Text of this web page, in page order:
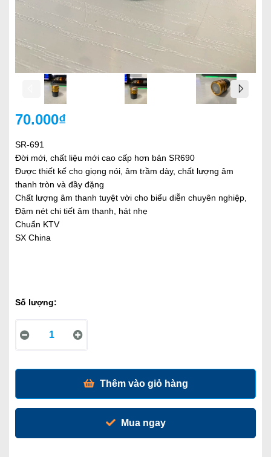
70.000₫
SR-691
Đời mới, chất liệu mới cao cấp hơn bản SR690
Được thiết kế cho giọng nói, âm trầm dày, chất lượng âm
thanh tròn và đầy đặng
Chất lượng âm thanh tuyệt vời cho biểu diễn chuyên nghiệp,
Đậm nét chi tiết âm thanh, hát nhẹ
Chuẩn KTV
SX China
Số lượng:
Thêm vào giỏ hàng
Mua ngay